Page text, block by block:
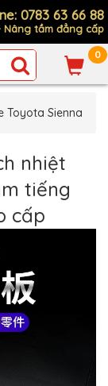
0783 63 66 88
Nâng tầm đẳng cấp
0
Toyota Sienna
nhiệt
tiếng
cấp